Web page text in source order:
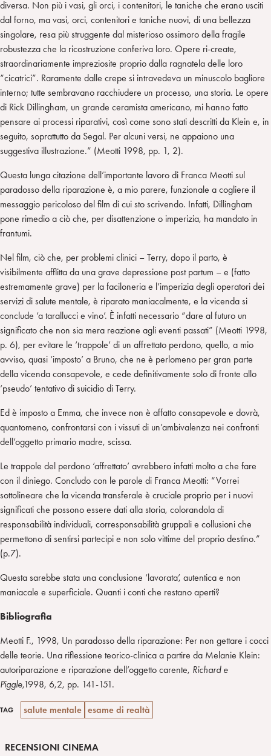
diversa. Non più i vasi, gli orci, i contenitori, le taniche che erano usciti
dal forno, ma vasi, orci, contenitori e taniche nuovi, di una bellezza
singolare, resa più struggente dal misterioso ossimoro della fragile
robustezza che la ricostruzione conferiva loro. Opere ri-create,
straordinariamente impreziosite proprio dalla ragnatela delle loro
“cicatrici”. Raramente dalle crepe si intravedeva un minuscolo bagliore
interno; tutte sembravano racchiudere un processo, una storia. Le opere
di Rick Dillingham, un grande ceramista americano, mi hanno fatto
pensare ai processi riparativi, così come sono stati descritti da Klein e, in
seguito, soprattutto da Segal. Per alcuni versi, ne appaiono una
suggestiva illustrazione.” (Meotti 1998, pp. 1, 2).
Questa lunga citazione dell’importante lavoro di Franca Meotti sul
paradosso della riparazione è, a mio parere, funzionale a cogliere il
messaggio pericoloso del film di cui sto scrivendo. Infatti, Dillingham
pone rimedio a ciò che, per disattenzione o imperizia, ha mandato in
frantumi.
Nel film, ciò che, per problemi clinici – Terry, dopo il parto, è
visibilmente afflitta da una grave depressione post partum – e (fatto
estremamente grave) per la faciloneria e l’imperizia degli operatori dei
servizi di salute mentale, è riparato maniacalmente, e la vicenda si
conclude ‘a tarallucci e vino’. È infatti necessario “dare al futuro un
significato che non sia mera reazione agli eventi passati” (Meotti 1998,
p. 6), per evitare le ‘trappole’ di un affrettato perdono, quello, a mio
avviso, quasi ‘imposto’ a Bruno, che ne è perlomeno per gran parte
della vicenda consapevole, e cede definitivamente solo di fronte allo
‘pseudo’ tentativo di suicidio di Terry.
Ed è imposto a Emma, che invece non è affatto consapevole e dovrà,
quantomeno, confrontarsi con i vissuti di un’ambivalenza nei confronti
dell’oggetto primario madre, scissa.
Le trappole del perdono ‘affrettato’ avrebbero infatti molto a che fare
con il diniego. Concludo con le parole di Franca Meotti: “Vorrei
sottolineare che la vicenda transferale è cruciale proprio per i nuovi
significati che possono essere dati alla storia, colorandola di
responsabilità individuali, corresponsabilità gruppali e collusioni che
permettono di sentirsi partecipi e non solo vittime del proprio destino.”
(p.7).
Questa sarebbe stata una conclusione ‘lavorata’, autentica e non
maniacale e superficiale. Quanti i conti che restano aperti?
Bibliografia
Meotti F., 1998, Un paradosso della riparazione: Per non gettare i cocci
delle teorie. Una riflessione teorico-clinica a partire da Melanie Klein:
autoriparazione e riparazione dell’oggetto carente, Richard e
Piggle,1998, 6,2, pp. 141-151.
TAG salute mentale esame di realtà
RECENSIONI CINEMA